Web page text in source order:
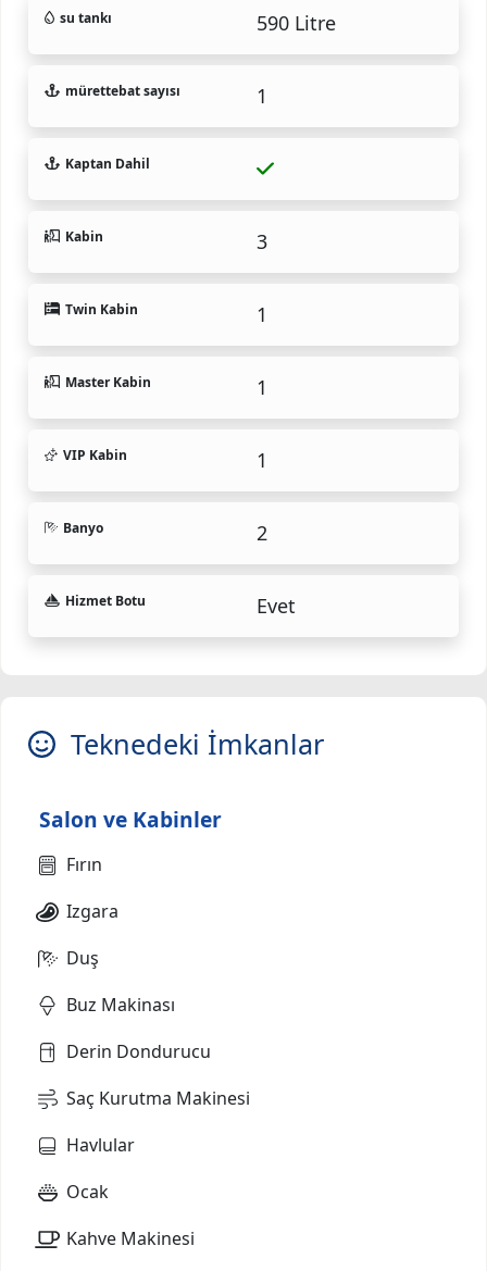
su tankı 590 Litre
mürettebat sayısı 1
Kaptan Dahil
Kabin 3
Twin Kabin 1
Master Kabin 1
VIP Kabin 1
Banyo 2
Hizmet Botu Evet
Teknedeki İmkanlar
Salon ve Kabinler
Fırın
Izgara
Duş
Buz Makinası
Derin Dondurucu
Saç Kurutma Makinesi
Havlular
Ocak
Kahve Makinesi